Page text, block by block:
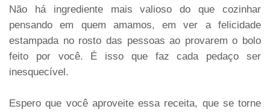
Não há ingrediente mais valioso do que cozinhar
pensando em quem amamos, em ver a felicidade
estampada no rosto das pessoas ao provarem o bolo
feito por você. É isso que faz cada pedaço ser
inesquecível.
Espero que você aproveite essa receita, que se torne